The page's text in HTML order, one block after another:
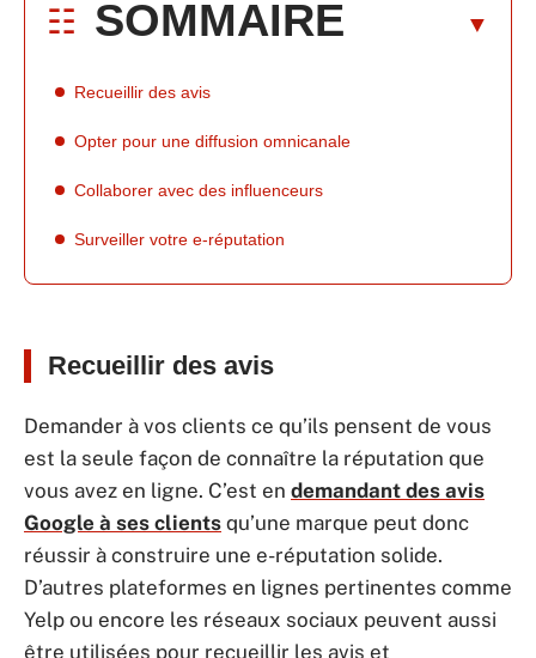
SOMMAIRE
Recueillir des avis
Opter pour une diffusion omnicanale
Collaborer avec des influenceurs
Surveiller votre e-réputation
Recueillir des avis
Demander à vos clients ce qu’ils pensent de vous
est la seule façon de connaître la réputation que
vous avez en ligne. C’est en demandant des avis
Google à ses clients qu’une marque peut donc
réussir à construire une e-réputation solide.
D’autres plateformes en lignes pertinentes comme
Yelp ou encore les réseaux sociaux peuvent aussi
être utilisées pour recueillir les avis et